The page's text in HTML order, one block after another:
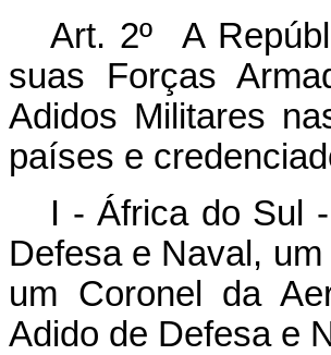
Art. 2º A
suas Forças
Adidos Militares
países e
I - África do Sul
Defesa e Naval,
um Coronel da
Adido de Defesa e